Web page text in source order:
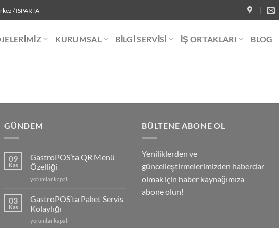
/ ISPARTA
KURUMSAL BILGI SERVISI İŞ ORTAKLARI BLOG
GÜNDEM
09
Kas
GastroPOS’ta QR Menü
Özelliği
GastroPOS’ta
Menü
Özelliği
için
yorumlar kapalı
03
Kas
GastroPOS’ta Paket Servis
Kolaylığı
GastroPOS’ta
yorumlar kapalı
BÜLTENE ABONE OL
Yeniliklerden ve
güncelleştirmelerimizden haberdar
olmak için haber kaynağımıza
abone olun!